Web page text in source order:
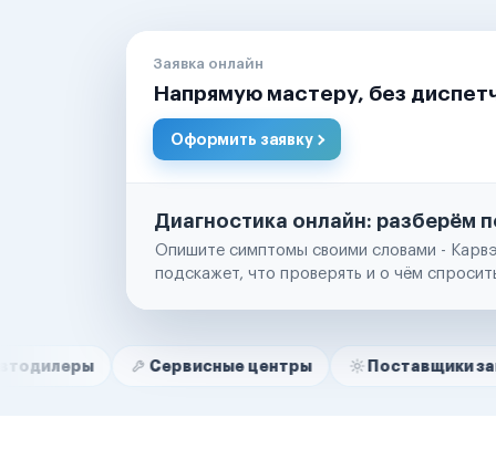
Заявка онлайн
Напрямую мастеру, без
Оформить заявку
Диагностика онлайн: разберём
Опишите симптомы своими словами -
подскажет, что проверять и о чём
Нам доверяют
Сервисные центры Поставщики запчастей
Маркетплейсы